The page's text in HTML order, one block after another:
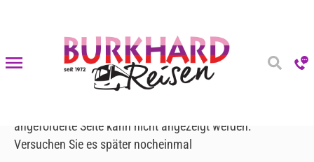
Fehler 500
Es ist ein Fehler aufgetreten
angeforderte Seite kann nicht angezeigt werden.
Versuchen Sie es später nocheinmal